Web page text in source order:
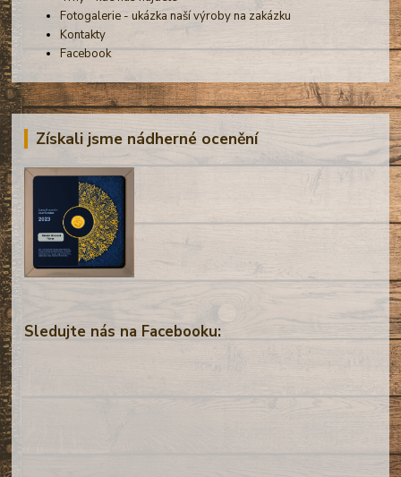
Fotogalerie - ukázka naší výroby na zakázku
Kontakty
Facebook
Získali jsme nádherné ocenění
Sledujte nás na Facebooku: